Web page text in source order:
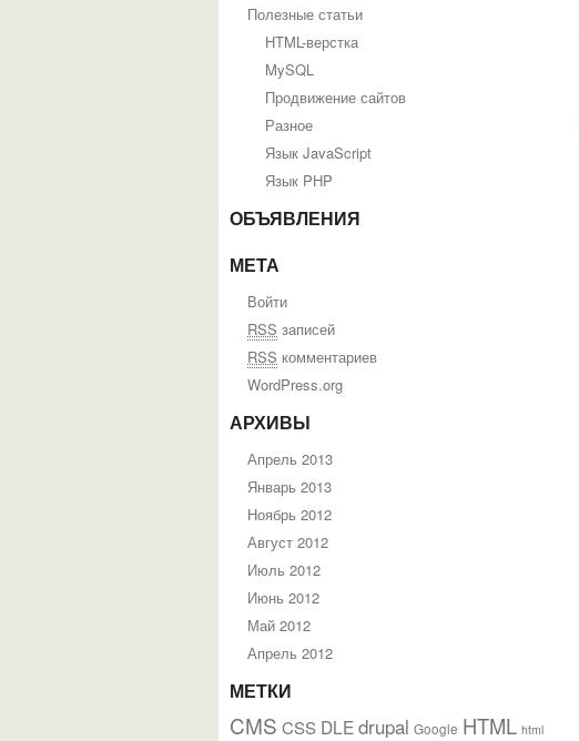
Полезные статьи
HTML-верстка
MySQL
Продвижение сайтов
Разное
Язык JavaScript
Язык PHP
ОБЪЯВЛЕНИЯ
МЕТА
Войти
RSS записей
RSS комментариев
WordPress.org
АРХИВЫ
Апрель 2013
Январь 2013
Ноябрь 2012
Август 2012
Июль 2012
Июнь 2012
Май 2012
Апрель 2012
МЕТКИ
CMS CSS DLEdrupal Google HTML html